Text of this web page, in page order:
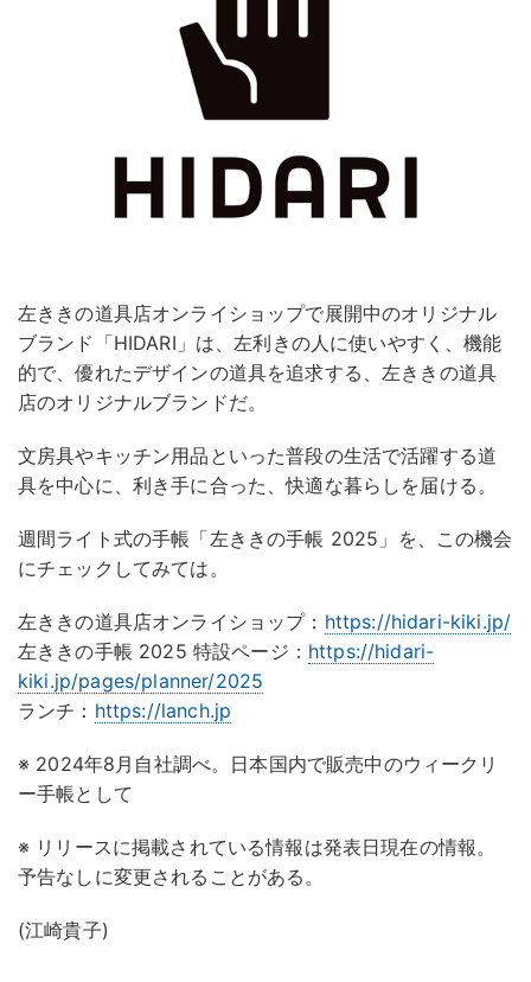
左ききの道具店オンライショップで展開中のオリジナル
ブランド「HIDARI」は、左利きの人に使いやすく、機能
的で、優れたデザインの道具を追求する、左ききの道具
店のオリジナルブランドだ。
文房具やキッチン用品といった普段の生活で活躍する道
具を中心に、利き手に合った、快適な暮らしを届ける。
週間ライト式の手帳「左ききの手帳 2025」を、この機会
にチェックしてみては。
左ききの道具店オンライショップ： https://hidari-kiki.jp/
左ききの手帳 2025 特設ページ： https://hidari-
kiki.jp/pages/planner/2025
ランチ： https://lanch.jp
※ 2024年8月自社調べ。日本国内で販売中のウィークリ
ー手帳として
※ リリースに掲載されている情報は発表日現在の情報。
予告なしに変更されることがある。
(江崎貴子)